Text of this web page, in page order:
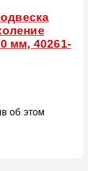
мм, 40261-
об этом